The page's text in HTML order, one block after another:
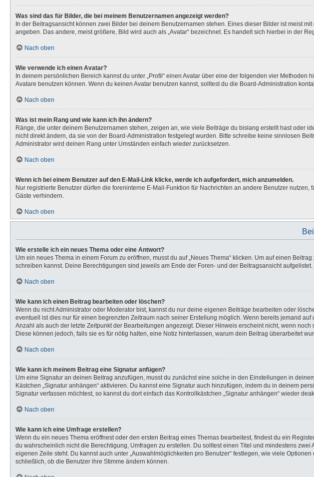
Was sind das für Bilder, die bei meinem Benutzernamen angezeigt werden?
In der Beitragsansicht können zwei Bilder bei deinem Benutzernamen stehen. Eines dieser Bilder ist meist
angeben. Das andere, meist größere, Bild wird auch als „Avatar“ bezeichnet. Es handelt sich hierbei in der
Nach oben
Wie verwende ich einen Avatar?
In deinem persönlichen Bereich kannst du unter „Profil“ einen Avatar über eine der folgenden vier
Avatare benutzen können. Wenn du keinen Avatar benutzen kannst, solltest du die Board-Administration
Nach oben
Was ist mein Rang und wie kann ich ihn ändern?
Ränge, die unter deinem Benutzernamen stehen, zeigen an, wie viele Beiträge du bislang erstellt hast oder
nicht direkt ändern, da sie von der Board-Administration festgelegt wurden. Bitte schreibe keine sinnlosen
Administrator wird deinen Rang unter Umständen einfach wieder zurücksetzen.
Nach oben
Wenn ich bei einem Benutzer auf den E-Mail-Link klicke, werde ich aufgefordert, mich anzumelden.
Nur registrierte Benutzer dürfen die foreninterne E-Mail-Funktion für Nachrichten an andere Benutzer
Gäste verhindern.
Nach oben
Wie erstelle ich ein neues Thema oder eine Antwort?
Um ein neues Thema in einem Forum zu eröffnen, musst du auf „Neues Thema“ klicken. Um auf einen
schreiben kannst. Deine Berechtigungen sind jeweils am Ende der Foren- und der Beitragsansicht
Nach oben
Wie kann ich einen Beitrag bearbeiten oder löschen?
Wenn du nicht Administrator oder Moderator bist, kannst du nur deine eigenen Beiträge bearbeiten oder
eventuell ist dies nur für einen begrenzten Zeitraum nach seiner Erstellung möglich. Wenn bereits jemand
Anzahl als auch der letzte Zeitpunkt der Bearbeitungen angezeigt. Dieser Hinweis erscheint nicht, wenn
Diese können jedoch, falls sie es für nötig halten, eine Notiz hinterlassen, warum dein Beitrag überarbeitet
Nach oben
Wie kann ich meinem Beitrag eine Signatur anfügen?
Um eine Signatur an deinen Beitrag anzufügen, musst du zunächst eine solche in den Einstellungen in
Kästchen „Signatur anhängen“ aktivieren. Du kannst eine Signatur auch hinzufügen, indem du in deinem
Signatur verfassen möchtest, so kannst du dort einfach das Kontrollkästchen „Signatur anhängen“ wieder
Nach oben
Wie kann ich eine Umfrage erstellen?
Wenn du ein neues Thema eröffnest oder den ersten Beitrag eines Themas bearbeitest, findest du ein
du wahrscheinlich nicht die Berechtigung, Umfragen zu erstellen. Du solltest einen Titel und mindestens
eigenen Zeile steht. Du kannst auch unter „Auswahlmöglichkeiten pro Benutzer“ festlegen, wie viele
schließlich, ob die Benutzer ihre Stimme ändern können.